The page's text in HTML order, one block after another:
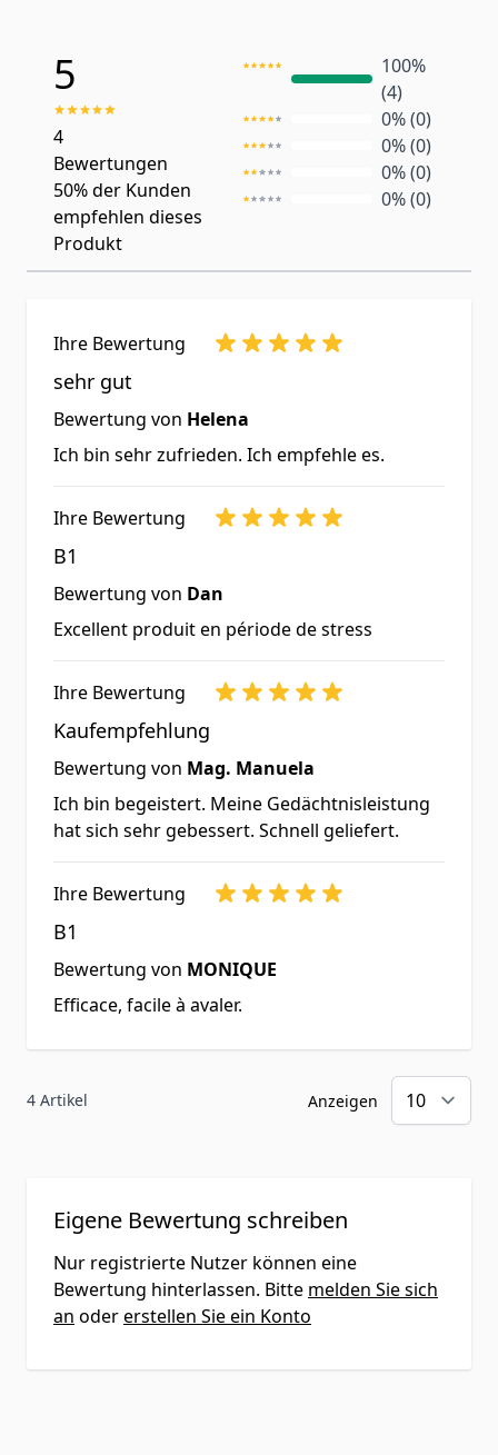
Fetten benötigt wird.
ist maßgeblich beteiligt an
einem gut funktionierenden
Stoffwechsel.
Unser Stoffwechsel dient zum
Aufbau und Erhalt der
Körpersubstanz sowie zur
Körperfunktionen und mehrerer
(Transmitter) z.b. Sie drücken
Ihren Arm mit dem Finger.
Dieser mechanische Druck wird
in elektrische Impulse
übertragen.
Nährwerte pro
Tagesverzehrmenge
B1 Thiamin
100
mg
9090
*Prozentsatz der Nährstoffbezugswerte
Nährstoffbezugswerte bekannt
Verzehrempfehlung:
Nahrungsergänzungsmittel 1
Nahrungsergänzungsmittel
sollten nicht als Ersatz für eine
ausgewogene und
synthetischen Düften-, Farben-
Vegetarier und
Veganer.
5
4
Bewertungen
50%der Kunden
empfehlen dieses
Produkt
100%
(4)
0% (0)
0% (0)
0% (0)
0% (0)
Ihre Bewertung
sehr gut
Bewertung von Helena
Ich bin sehr zufrieden. Ich empfehle es.
Ihre Bewertung
B1
Bewertung von Dan
Excellent produit en période de stress
Ihre Bewertung
Kaufempfehlung
Bewertung von Mag. Manuela
Ich bin begeistert. Meine Gedächtnisleistung
hat sich sehr gebessert. Schnell geliefert.
Ihre Bewertung
B1
Bewertung von MONIQUE
Efficace, facile à avaler.
4 Artikel Anzeigen
Eigene Bewertung schreiben
Nur registrierte Nutzer können eine
Bewertung hinterlassen. Bitte melden Sie sich
an odererstellen Sie ein Konto